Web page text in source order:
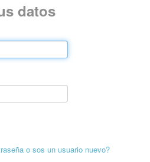
datos
o sos un usuario nuevo?